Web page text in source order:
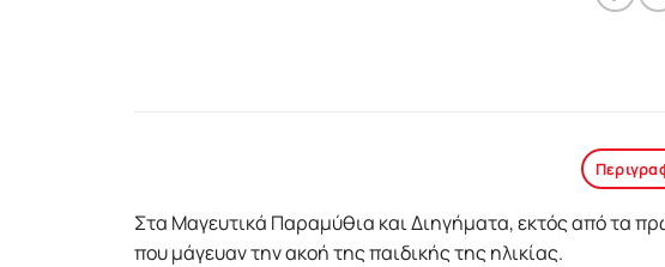
Στα Μαγευτικά Παραµύθια και Διηγήµατα, εκτός από τα
που µάγευαν την ακοή της παιδικής της ηλικίας.